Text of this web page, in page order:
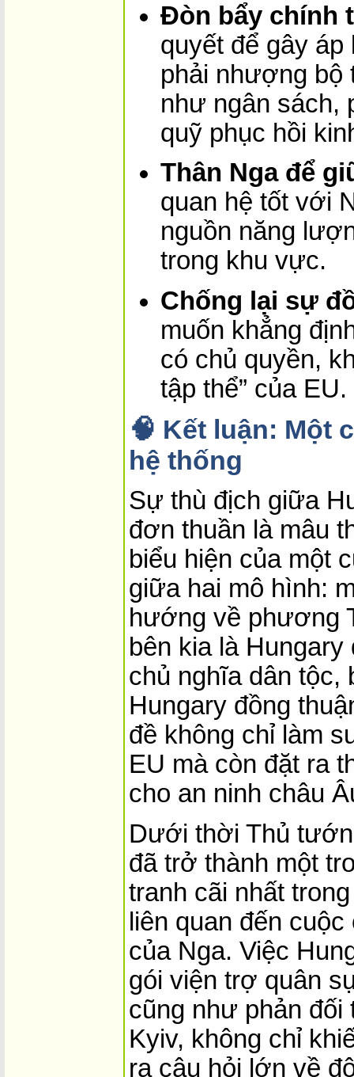
Đòn bẩy chính
quyết để gây
phải nhượng bộ
như ngân sách,
quỹ phục hồi
Thân Nga để
quan hệ tốt với
nguồn năng
trong khu vực.
Chống lại sự
muốn khẳng
có chủ quyền,
tập thể” của EU.
🧠 Kết luận: Một
hệ thống
Sự thù địch giữa
đơn thuần là mâu
biểu hiện của một
giữa hai mô hình:
hướng về phương
bên kia là
chủ nghĩa dân tộc,
Hungary đồng
đề không chỉ làm
EU mà còn đặt ra
cho an ninh châu
Dưới thời Thủ
đã trở thành một
tranh cãi nhất
liên quan đến
của Nga. Việc
gói viện trợ quân
cũng như phản đối
Kyiv, không chỉ
ra câu hỏi lớn về